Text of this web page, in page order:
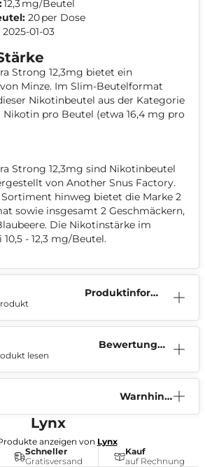
12,3 mg/Beutel
20 per Dose
2025-01-03
Strong 12,3mg bietet ein
Minze. Im Slim-Beutelformat
Nikotinbeutel aus der Kategorie
Nikotin pro Beutel (etwa 16,4 mg pro
Strong 12,3mg sind Nikotinbeutel
von Another Snus Factory.
hinweg bietet die Marke 2
sowie insgesamt 2 Geschmäckern,
Die Nikotinstärke im
- 12,3 mg/Beutel.
Produktinform
Bewertunge
lesen
Warnhinw
Lynx
anzeigen von Lynx
Schneller
Gratisversand
Kauf
auf Rechnung